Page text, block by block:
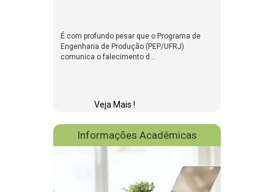
É com profundo pesar que o Programa de
Engenharia de Produção (PEP/UFRJ)
comunica o falecimento d...
Veja Mais !
Informações Acadêmicas